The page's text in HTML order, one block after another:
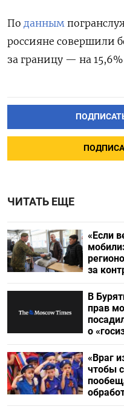
По данным
россияне совершили
за границу — на
ЧИТАТЬ ЕЩЕ
«Если
за
В
прав
о
«Враг
чтобы